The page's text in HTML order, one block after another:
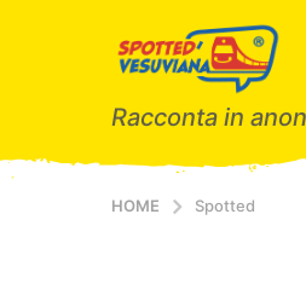
Racconta in
HOME Spotted